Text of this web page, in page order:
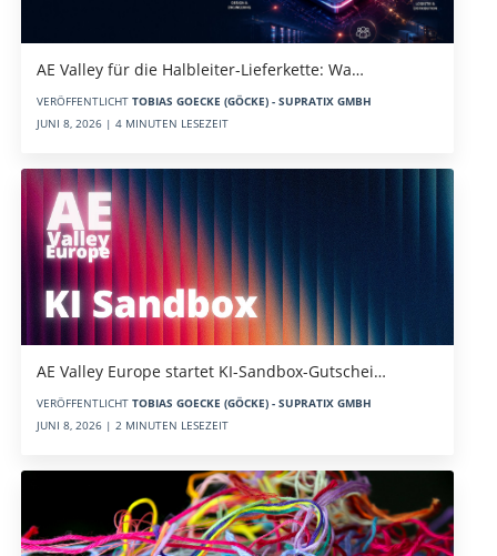
AE Valley für die Halbleiter-Lieferkette: Wa…
VERÖFFENTLICHT TOBIAS GOECKE (GÖCKE) - SUPRATIX GMBH
JUNI 8, 2026 | 4 MINUTEN LESEZEIT
AE Valley Europe startet KI-Sandbox-Gutschei…
VERÖFFENTLICHT TOBIAS GOECKE (GÖCKE) - SUPRATIX GMBH
JUNI 8, 2026 | 2 MINUTEN LESEZEIT